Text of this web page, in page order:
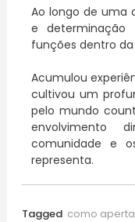
Ao longo de uma
e determinação
funções dentro
Acumulou
cultivou um
pelo mundo
envolvimento
comunidade e
representa.
Tagged como